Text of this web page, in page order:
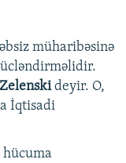
müharibəsinə
deyir. O,
İqtisadi
hücuma